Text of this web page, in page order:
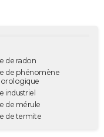
de radon
de phénomène
industriel
de mérule
de termite